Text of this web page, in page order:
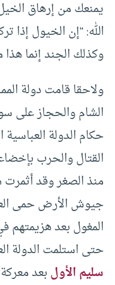
يمنعك من إرهاق
الله: “إن الخيول
وكذلك الجند إنما
ولاحقا قامت دولة
الشام والحجاز على
حكام الدولة العباسية
القتال والحرب
منذ الصغر وقد
جيوش الأرض حمى
المغول بعد
حتى استلمت الدولة
سليم الأولبعد معركة